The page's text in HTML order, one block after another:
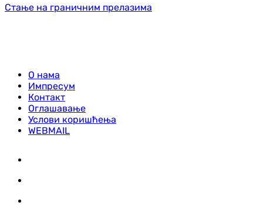
Стање на граничним прелазима
О нама
Импресум
Контакт
Оглашавање
Услови коришћења
WEBMAIL